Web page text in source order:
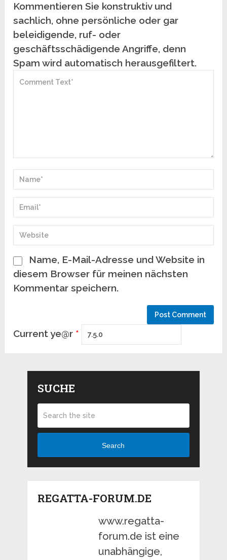
Kommentieren Sie konstruktiv und
sachlich, ohne persönliche oder gar
beleidigende, ruf- oder
geschäftsschädigende Angriffe, denn
Spam wird automatisch herausgefiltert.
Name, E-Mail-Adresse und Website in
diesem Browser für meinen nächsten
Kommentar speichern.
Current ye@r *
SUCHE
Search
REGATTA-FORUM.DE
www.regatta-
forum.de ist eine
unabhängige,